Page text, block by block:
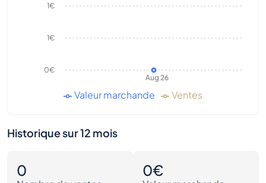
Aug 26
0€
1€
1€
Valeur marchande Ventes
Historique sur 12 mois
0 0€